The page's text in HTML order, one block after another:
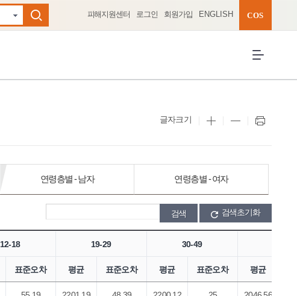
자동완성 펼치기
검색
피해지원센터 로그인 회원가입 ENGLISH COS
글자크기
연령층별 - 남자 연령층별 - 여자
검색초기화
12-18 19-29 30-49
표준오차 평균 표준오차 평균 표준오차 평균